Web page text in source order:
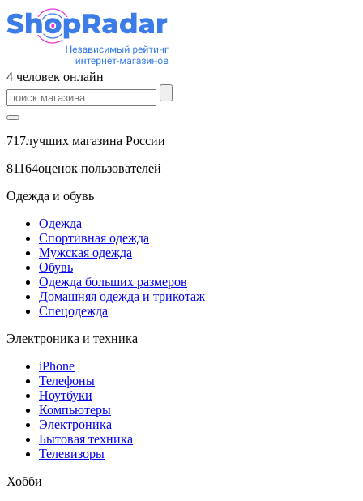
4 человек онлайн
717лучших магазина России
81164оценок пользователей
Одежда и обувь
Одежда
Спортивная одежда
Мужская одежда
Обувь
Одежда больших размеров
Домашняя одежда и трикотаж
Спецодежда
Электроника и техника
iPhone
Телефоны
Ноутбуки
Компьютеры
Электроника
Бытовая техника
Телевизоры
Хобби